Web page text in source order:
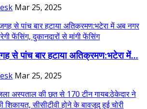
Mar 25, 2025
से पांच बार हटाया अतिक्रमण:भटेरा में...
Mar 25, 2025